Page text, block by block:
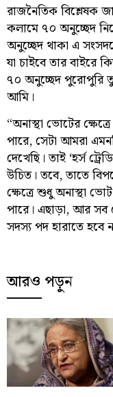
রাজনৈতিক বিশ্লেষক
কলামে ৭০ অনুচ্ছেদ
অনুচ্ছেদ থাকা এ
যা চাইবে তার বাইরে
৭০ অনুচ্ছেদ পুরোপুরি
আমি।
“অনাস্থা ভোটের
পারে, সেটা আমরা
দেখেছি। তাই ‘হর্স
উচিত। তবে, তাতে
ক্ষেত্রে শুধু অনাস্থা
পারে। এছাড়া, আর সব
সদস্য পদ হারাতে হবে
আরও পড়ুন